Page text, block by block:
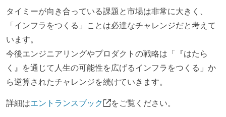
タイミーが向き合っている課題と市場は非常に大きく、
「インフラをつくる」ことは必達なチャレンジだと考えて
います。
今後エンジニアリングやプロダクトの戦略は「『はたら
く』を通じて人生の可能性を広げるインフラをつくる」か
ら逆算されたチャレンジを続けていきます。
詳細はエントランスブック をご覧ください。